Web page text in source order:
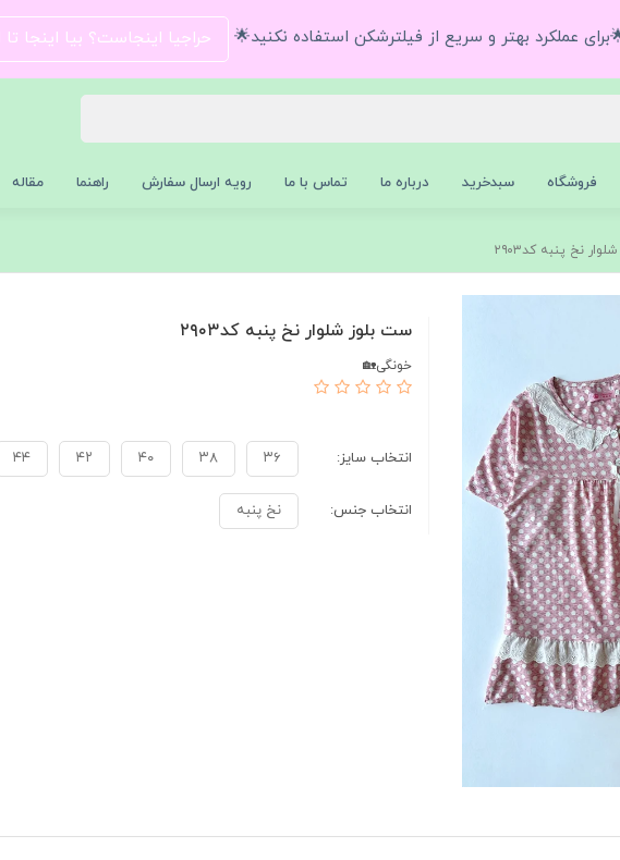
عملکرد بهتر و سریع از فیلترشکن استفاده نکنید🌟 حراجیا اینجاست؟ بیا اینجا
فروشگاه سبدخرید درباره ما تماس با ما رویه ارسال سفارش راهنما مقاله
نخ پنبه کد۲۹۰۳
ست بلوز شلوار نخ پنبه کد۲۹۰۳
خونگی🏡
انتخاب سایز: ۳۶ ۳۸ ۴۰ ۴۲ ۴۴
انتخاب جنس: نخ پنبه